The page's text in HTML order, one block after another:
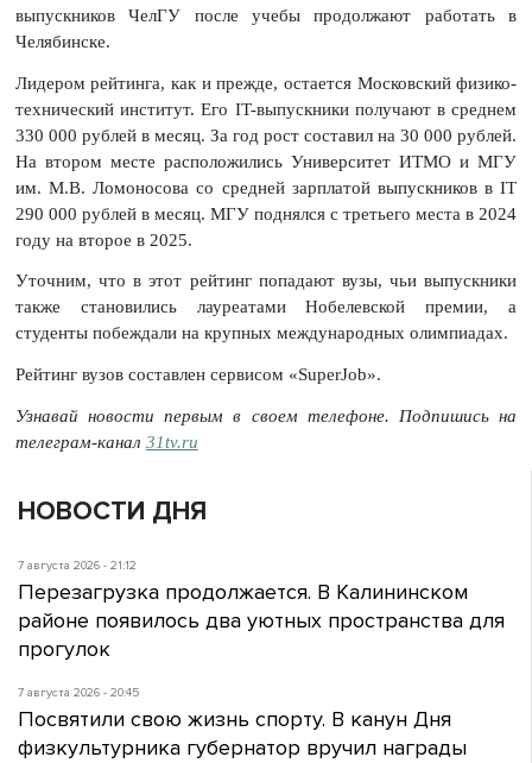
выпускников ЧелГУ после учебы продолжают работать в
Челябинске.
Лидером рейтинга, как и прежде, остается Московский физико-
технический институт. Его IT-выпускники получают в среднем
330 000 рублей в месяц. За год рост составил на 30 000 рублей.
На втором месте расположились Университет ИТМО и МГУ
им. М.В. Ломоносова со средней зарплатой выпускников в IT
290 000 рублей в месяц. МГУ поднялся с третьего места в 2024
году на второе в 2025.
Уточним, что в этот рейтинг попадают вузы, чьи выпускники
также становились лауреатами Нобелевской премии, а
студенты побеждали на крупных международных олимпиадах.
Рейтинг вузов составлен сервисом «SuperJob».
Узнавай новости первым в своем телефоне. Подпишись на
телеграм-канал 31tv.ru
НОВОСТИ ДНЯ
7 августа 2026 - 21:12
Перезагрузка продолжается. В Калининском
районе появилось два уютных пространства для
прогулок
7 августа 2026 - 20:45
Посвятили свою жизнь спорту. В канун Дня
физкультурника губернатор вручил награды